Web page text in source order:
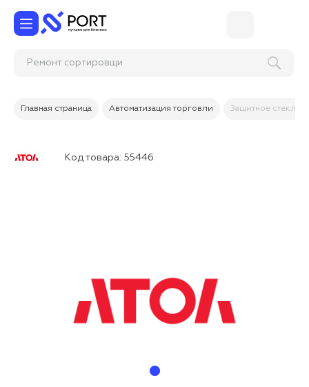
Ремонт сортиро
Главная страница Автоматизация торговли Защитное стекло
Код товара: 55446